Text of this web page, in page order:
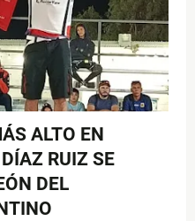
ALTO EN
RUIZ SE
DEL